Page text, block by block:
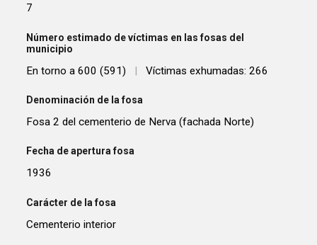
7
Número estimado de víctimas en las fosas del
municipio
En torno a 600 (591) | Víctimas exhumadas: 266
Denominación de la fosa
Fosa 2 del cementerio de Nerva (fachada Norte)
Fecha de apertura fosa
1936
Carácter de la fosa
Cementerio interior